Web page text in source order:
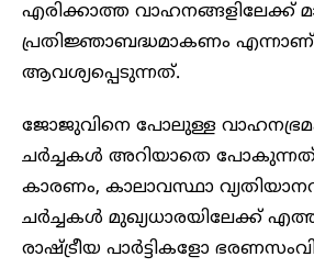
എരിക്കാത്ത വാഹനങ്ങളിലേക്ക്
പ്രതിജ്ഞാബദ്ധമാകണം
ആവശ്യപ്പെടുന്നത്.
ജോജുവിനെ പോലുള്ള
ചർച്ചകൾ അറിയാതെ പോകുന്നത്
കാരണം, കാലാവസ്ഥാ
ചർച്ചകൾ മുഖ്യധാരയിലേക്ക്
രാഷ്ട്രീയ പാർട്ടികളോ